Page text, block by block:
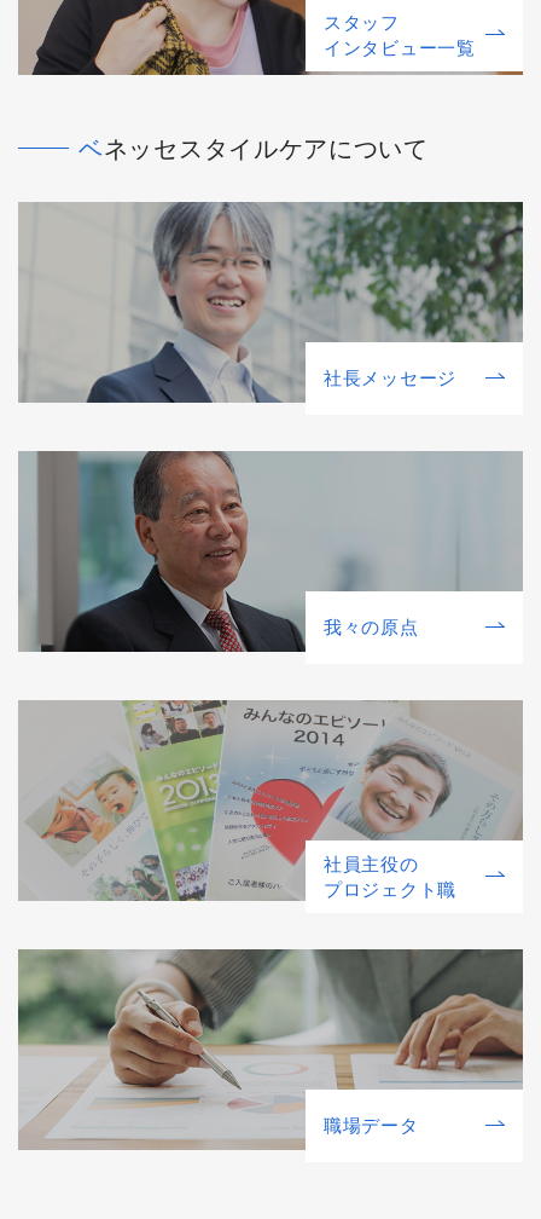
スタッフ
インタビュー一覧
ベネッセスタイルケアについて
社⻑メッセージ
我々の原点
社員主役の
プロジェクト職
職場データ